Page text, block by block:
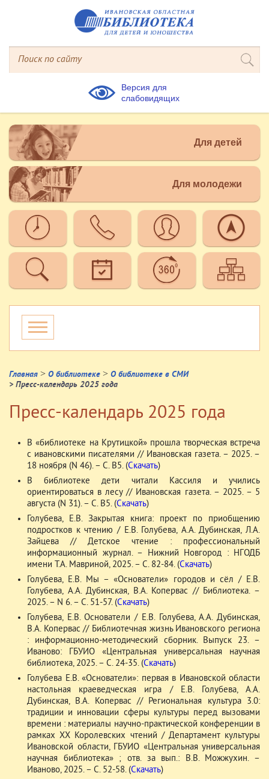
Версия для
слабовидящих
Для детей
Для молодежи
Главная > О библиотеке > О библиотеке в СМИ
> Пресс-календарь 2025 года
Пресс-календарь 2025 года
В «библиотеке на Крутицкой» прошла творческая встреча
с ивановскими писателями // Ивановская газета. – 2025. –
18 ноября (N 46). – С. В5. (Скачать)
В библиотеке дети читали Кассиля и учились
ориентироваться в лесу // Ивановская газета. – 2025. – 5
августа (N 31). – С. В5. (Скачать)
Голубева, Е.В. Закрытая книга: проект по приобщению
подростков к чтению / Е.В. Голубева, А.А. Дубинская, Л.А.
Зайцева // Детское чтение : профессиональный
информационный журнал. – Нижний Новгород : НГОДБ
имени Т.А. Мавриной, 2025. – С. 82-84. (Скачать)
Голубева, Е.В. Мы – «Основатели» городов и сёл / Е.В.
Голубева, А.А. Дубинская, В.А. Копервас // Библиотека. –
2025. – N 6. – С. 51-57. (Скачать)
Голубева, Е.В. Основатели / Е.В. Голубева, А.А. Дубинская,
В.А. Копервас // Библиотечная жизнь Ивановского региона
: информационно-методический сборник. Выпуск 23. –
Иваново: ГБУИО «Центральная универсальная научная
библиотека, 2025. – С. 24-35. (Скачать)
Голубева Е.В. «Основатели»: первая в Ивановской области
настольная краеведческая игра / Е.В. Голубева, А.А.
Дубинская, В.А. Копервас // Региональная культура 3.0:
традиции и инновации сферы культуры перед вызовами
времени : материалы научно-практической конференции в
рамках ХХ Королевских чтений / Департамент культуры
Ивановской области, ГБУИО «Центральная универсальная
научная библиотека» ; отв. за вып.: В.В. Можжухин. –
Иваново, 2025. – С. 52-58. (Скачать)